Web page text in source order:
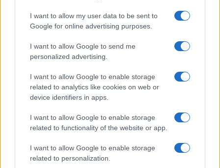
I want to allow my user data to be sent to
Google for online advertising purposes.
I want to allow Google to send me
personalized advertising.
I want to allow Google to enable storage
related to analytics like cookies on web or
device identifiers in apps.
I want to allow Google to enable storage
related to functionality of the website or app.
I want to allow Google to enable storage
related to personalization.